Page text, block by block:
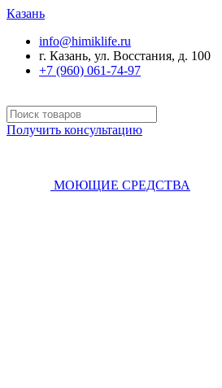
Казань
info@himiklife.ru
г. Казань, ул. Восстания, д. 100
+7 (960) 061-74-97
Получить консультацию
МОЮЩИЕ СРЕДСТВА